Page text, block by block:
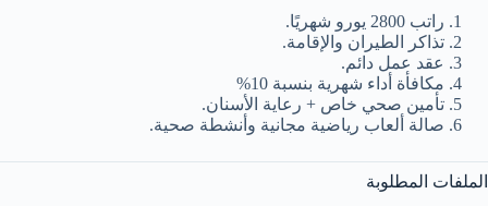
راتب 2800 يورو شهريًا.
تذاكر الطيران والإقامة.
عقد عمل دائم.
مكافأة أداء شهرية بنسبة 10%
تأمين صحي خاص + رعاية الأسنان.
صالة ألعاب رياضية مجانية وأنشطة صحية.
الملفات المطلوبة